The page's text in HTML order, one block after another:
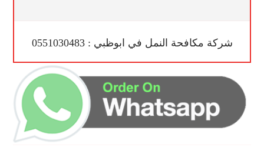
شركة مكافحة النمل في ابوظبي : 0551030483